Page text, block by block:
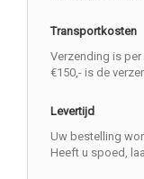
Transportkosten
Verzending is
€150,- is de
Levertijd
Uw bestelling
Heeft u spoed,